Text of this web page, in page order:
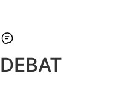
DEBAT